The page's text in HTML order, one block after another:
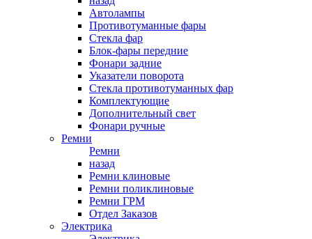
Автолампы
Противотуманные фары
Стекла фар
Блок-фары передние
Фонари задние
Указатели поворота
Стекла противотуманных фар
Комплектующие
Дополнительный свет
Фонари ручные
Ремни
Ремни
назад
Ремни клиновые
Ремни поликлиновые
Ремни ГРМ
Отдел Заказов
Электрика